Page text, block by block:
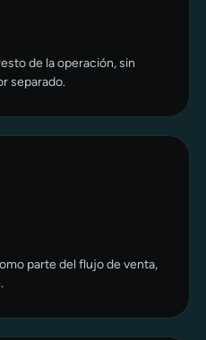
de la operación, sin
separado.
parte del flujo de venta,